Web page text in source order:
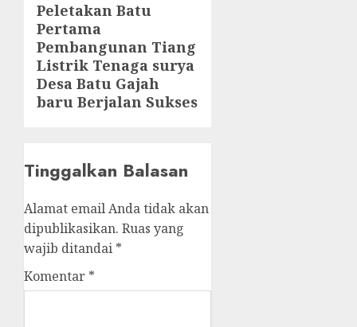
Next
post:
Peletakan Batu
Pertama
Pembangunan Tiang
Listrik Tenaga surya
Desa Batu Gajah
baru Berjalan Sukses
Tinggalkan Balasan
Alamat email Anda tidak akan
dipublikasikan. Ruas yang
wajib ditandai *
Komentar *